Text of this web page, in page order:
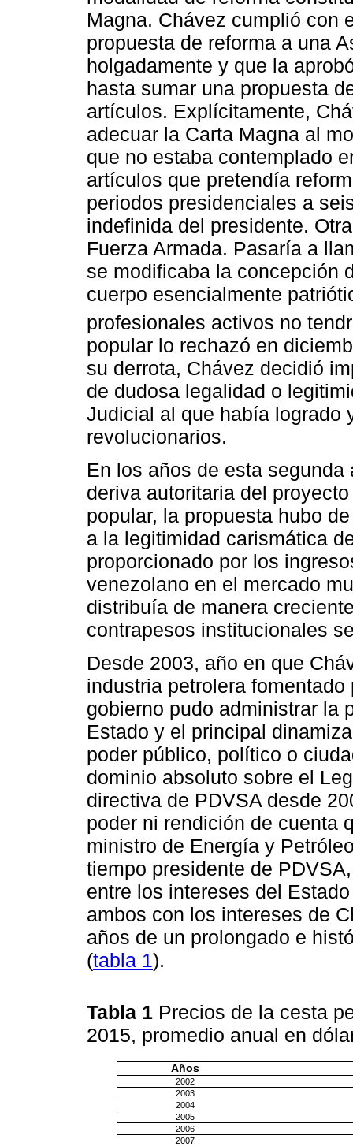
Magna. Chávez cumplió con
propuesta de reforma a una
holgadamente y que la
hasta sumar una propuesta
artículos. Explícitamente,
adecuar la Carta Magna al
que no estaba contemplado
artículos que pretendía
periodos presidenciales a
indefinida del presidente.
Fuerza Armada. Pasaría a
se modificaba la concepción
cuerpo esencialmente
profesionales activos no
popular lo rechazó en
su derrota, Chávez decidió
de dudosa legalidad o
Judicial al que había logrado
revolucionarios.
En los años de esta
deriva autoritaria del
popular, la propuesta hubo
a la legitimidad carismática
proporcionado por los
venezolano en el mercado
distribuía de manera
contrapesos institucionales
Desde 2003, año en que
industria petrolera
gobierno pudo administrar la
Estado y el principal
poder público, político o
dominio absoluto sobre el
directiva de PDVSA desde
poder ni rendición de cuenta
ministro de Energía y
tiempo presidente de
entre los intereses del
ambos con los intereses de
años de un prolongado e
(tabla 1).
Tabla 1 Precios de la cesta
2015, promedio anual en
Años
2002
2003
2004
2005
2006
2007